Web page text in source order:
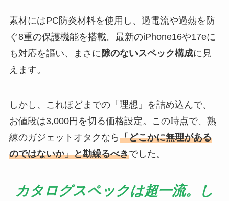
素材にはPC防炎材料を使用し、過電流や過熱を防
ぐ8重の保護機能を搭載。最新のiPhone16や17eに
も対応を謳い、まさに 隙のないスペック構成に見
えます。
しかし、これほどまでの「理想」を詰め込んで、
お値段は3,000円を切る価格設定。この時点で、熟
練のガジェットオタクなら「どこかに無理がある
のではないか」と勘繰るべきでした。
カタログスペックは超一流。し